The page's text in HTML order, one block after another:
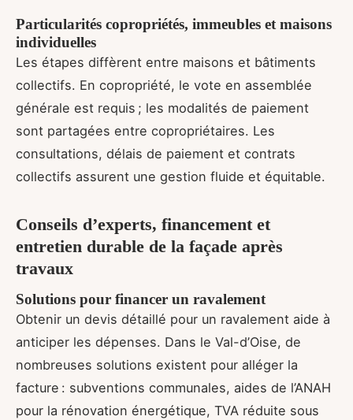
Particularités copropriétés, immeubles et maisons
individuelles
Les étapes diffèrent entre maisons et bâtiments
collectifs. En copropriété, le vote en assemblée
générale est requis ; les modalités de paiement
sont partagées entre copropriétaires. Les
consultations, délais de paiement et contrats
collectifs assurent une gestion fluide et équitable.
Conseils d’experts, financement et
entretien durable de la façade après
travaux
Solutions pour financer un ravalement
Obtenir un devis détaillé pour un ravalement aide à
anticiper les dépenses. Dans le Val-d’Oise, de
nombreuses solutions existent pour alléger la
facture : subventions communales, aides de l’ANAH
pour la rénovation énergétique, TVA réduite sous